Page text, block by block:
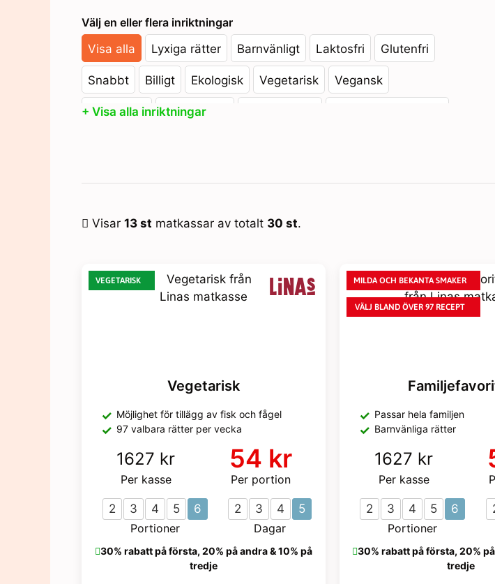
Välj en eller flera inriktningar
Visa alla
Lyxiga rätter Barnvänligt Laktosfri Glutenfri
Snabbt Billigt Ekologisk Vegetarisk Vegansk
Flexitarian Pescetarian
+ Visa alla inriktningar
Visar 13 st matkassar av totalt 30 st.
VEGETARISK
Vegetarisk
Möjlighet för tillägg av fisk och fågel
97 valbara rätter per vecka
1627 kr
Per kasse
54 kr
Per portion
2 3 4 5
6
Portioner
2 3 4
5
Dagar
30% rabatt på första, 20% på andra & 10% på
tredje
MILDA OCH BEKANTA SMAKER
VÄLJ BLAND ÖVER 97 RECEPT
Passar hela familjen
Barnvänliga rätter
1627 kr
Per kasse
2 3 4 5
6
Portioner
30% rabatt på första, 20%
tredje
Nödvändiga
välja bort. De